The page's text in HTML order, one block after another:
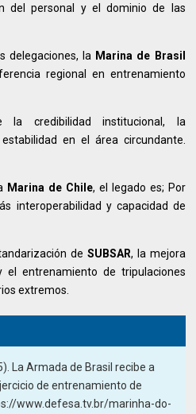
del personal y el dominio de las
delegaciones, la Marina de Brasil
regional en entrenamiento
la credibilidad institucional, la
en el área circundante.
Marina de Chile, el legado es; Por
interoperabilidad y capacidad de
de SUBSAR, la mejora
entrenamiento de tripulaciones
extremos.
La Armada de Brasil recibe a
de entrenamiento de
www.defesa.tv.br/marinha-do-